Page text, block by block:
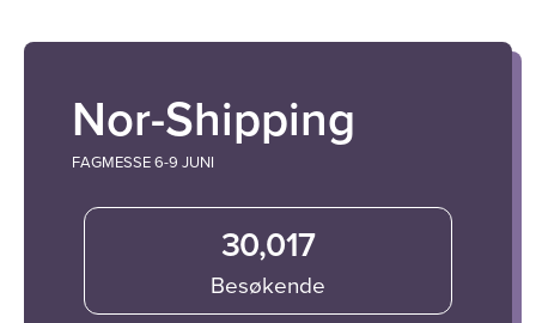
Nor-Shipping
FAGMESSE 6-9 JUNI
Besøkende
30,017